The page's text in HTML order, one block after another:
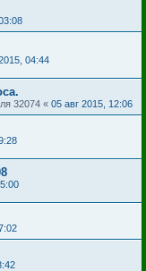
04:44
32074 « 05 авг 2015, 12:06